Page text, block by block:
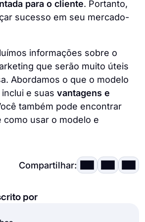
das acções no
para o cliente. Portanto,
sucesso em seu mercado-
informações sobre o
que serão muito úteis
Abordamos o que o modelo
e suas vantagens e
também pode encontrar
usar o modelo e
Compartilhar:
por